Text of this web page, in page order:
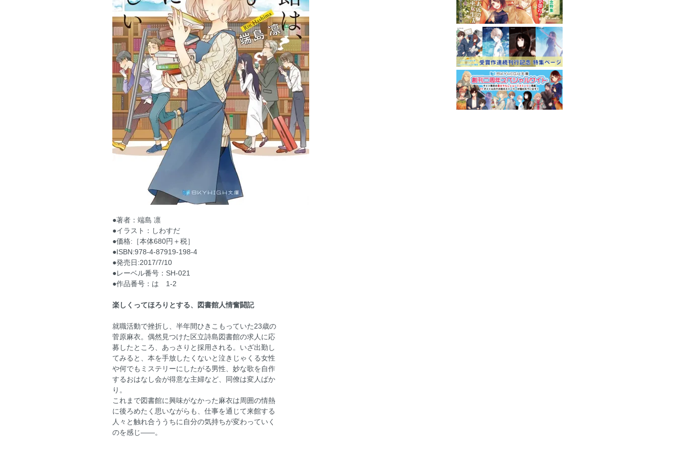
●著者：端島 凛
●イラスト：しわすだ
●価格:［本体680円＋税］
●ISBN:978-4-87919-198-4
●発売日:2017/7/10
●レーベル番号：SH‐021
●作品番号：は 1-2
楽しくってほろりとする、図書館人情奮闘記
就職活動で挫折し、半年間ひきこもっていた23歳の
菅原麻衣。偶然見つけた区立詩島図書館の求人に応
募したところ、あっさりと採用される。いざ出勤し
てみると、本を手放したくないと泣きじゃくる女性
や何でもミステリーにしたがる男性、妙な歌を自作
するおはなし会が得意な主婦など、同僚は変人ばか
り。
これまで図書館に興味がなかった麻衣は周囲の情熱
に後ろめたく思いながらも、仕事を通じて来館する
人々と触れ合ううちに自分の気持ちが変わっていく
のを感じ――。